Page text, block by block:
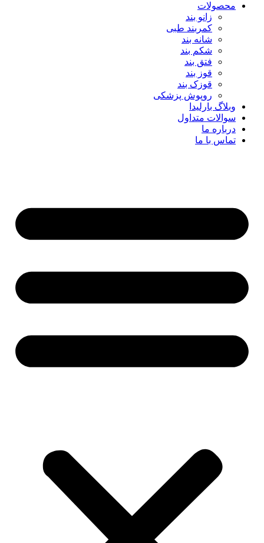
محصولات
زانو بند
کمربند طبی
شانه بند
شکم بند
فتق بند
قوز بند
قوزک بند
روپوش پزشکی
وبلاگ بارلیدا
سوالات متداول
درباره ما
تماس با ما